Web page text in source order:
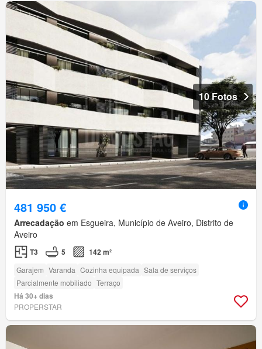
10 Fotos
481 950 €
Arrecadação em Esgueira, Município de Aveiro, Distrito de
Aveiro
T3 5 142 m²
Garajem Varanda Cozinha equipada Sala de serviços
Parcialmente mobiliado Terraço
Há 30+ dias
PROPERSTAR